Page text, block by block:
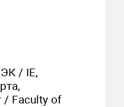
/ IE,
/ Faculty of